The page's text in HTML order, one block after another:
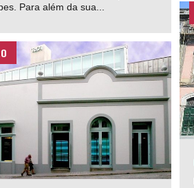
Para além da sua...